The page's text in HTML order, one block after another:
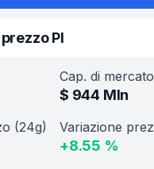
PI
Cap. di mercato
$ 944 Mln
(24g) Variazione
+8.55 %